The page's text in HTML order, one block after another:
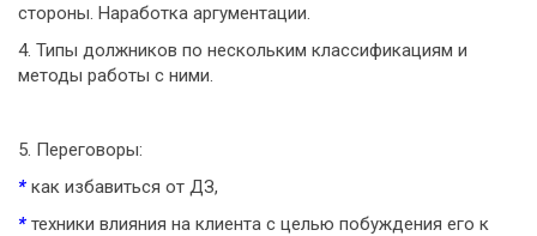
стороны. Наработка аргументации.
4. Типы должников по нескольким классификациям и
методы работы с ними.
5. Переговоры:
* как избавиться от ДЗ,
* техники влияния на клиента с целью побуждения его к